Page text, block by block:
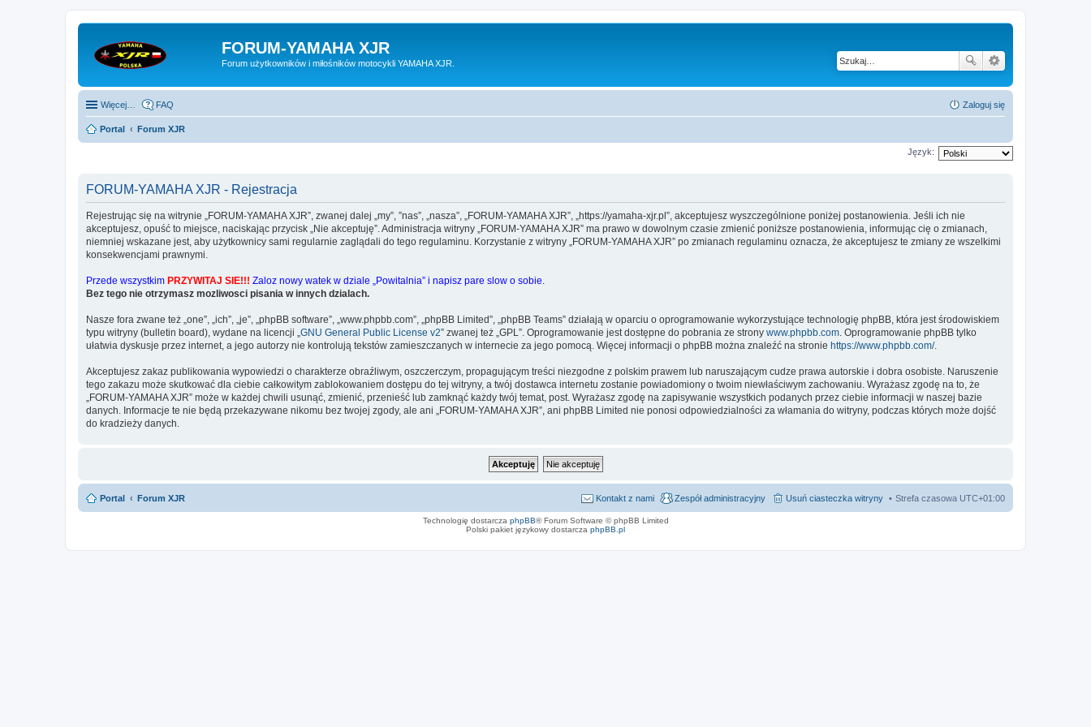
FORUM-YAMAHA XJR
Forum użytkowników i miłośników motocykli YAMAHA XJR.
Więcej… FAQ Zaloguj się
Portal Forum XJR
Język:
FORUM-YAMAHA XJR - Rejestracja
Rejestrując się na witrynie „FORUM-YAMAHA XJR”, zwanej dalej „my”, ”nas”, „nasza”, „FORUM-YAMAHA XJR”, „https://yamaha-xjr.pl”, akceptujesz wyszczególnione poniżej postanowienia. Jeśli ich nie
akceptujesz, opuść to miejsce, naciskając przycisk „Nie akceptuję”. Administracja witryny „FORUM-YAMAHA XJR” ma prawo w dowolnym czasie zmienić poniższe postanowienia, informując cię o zmianach,
niemniej wskazane jest, aby użytkownicy sami regularnie zaglądali do tego regulaminu. Korzystanie z witryny „FORUM-YAMAHA XJR” po zmianach regulaminu oznacza, że akceptujesz te zmiany ze wszelkimi
konsekwencjami prawnymi.
Przede wszystkim PRZYWITAJ SIE!!! Zaloz nowy watek w dziale „Powitalnia” i napisz pare slow o sobie.
Bez tego nie otrzymasz mozliwosci pisania w innych dzialach.
Nasze fora zwane też „one”, „ich”, „je”, „phpBB software”, „www.phpbb.com”, „phpBB Limited”, „phpBB Teams” działają w oparciu o oprogramowanie wykorzystujące technologię phpBB, która jest środowiskiem
typu witryny (bulletin board), wydane na licencji „GNU General Public License v2” zwanej też „GPL”. Oprogramowanie jest dostępne do pobrania ze strony www.phpbb.com. Oprogramowanie phpBB tylko
ułatwia dyskusje przez internet, a jego autorzy nie kontrolują tekstów zamieszczanych w internecie za jego pomocą. Więcej informacji o phpBB można znaleźć na stronie https://www.phpbb.com/.
Akceptujesz zakaz publikowania wypowiedzi o charakterze obraźliwym, oszczerczym, propagującym treści niezgodne z polskim prawem lub naruszającym cudze prawa autorskie i dobra osobiste. Naruszenie
tego zakazu może skutkować dla ciebie całkowitym zablokowaniem dostępu do tej witryny, a twój dostawca internetu zostanie powiadomiony o twoim niewłaściwym zachowaniu. Wyrażasz zgodę na to, że
„FORUM-YAMAHA XJR” może w każdej chwili usunąć, zmienić, przenieść lub zamknąć każdy twój temat, post. Wyrażasz zgodę na zapisywanie wszystkich podanych przez ciebie informacji w naszej bazie
danych. Informacje te nie będą przekazywane nikomu bez twojej zgody, ale ani „FORUM-YAMAHA XJR”, ani phpBB Limited nie ponosi odpowiedzialności za włamania do witryny, podczas których może dojść
do kradzieży danych.
Portal Forum XJR Strefa czasowa UTC+01:00
Usuń ciasteczka witryny
Zespół administracyjny
Kontakt z nami
Technologię dostarcza phpBB® Forum Software © phpBB Limited
Polski pakiet językowy dostarcza phpBB.pl